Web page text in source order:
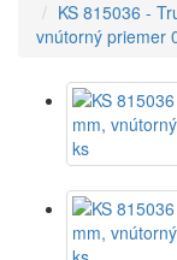
KS 815036 -
vnútorný priemer